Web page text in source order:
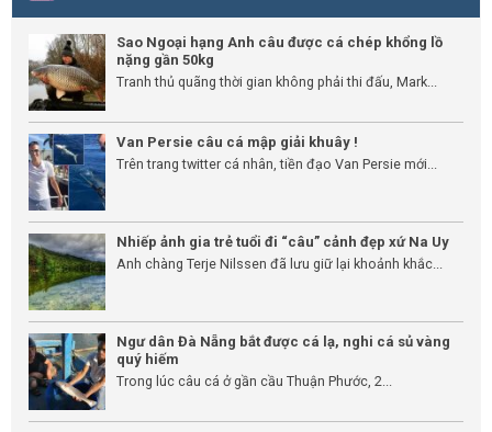
Sao Ngoại hạng Anh câu được cá chép khổng lồ
nặng gần 50kg
Tranh thủ quãng thời gian không phải thi đấu, Mark...
Van Persie câu cá mập giải khuây !
Trên trang twitter cá nhân, tiền đạo Van Persie mới...
Nhiếp ảnh gia trẻ tuổi đi “câu” cảnh đẹp xứ Na Uy
Anh chàng Terje Nilssen đã lưu giữ lại khoảnh khắc...
Ngư dân Đà Nẵng bắt được cá lạ, nghi cá sủ vàng
quý hiếm
Trong lúc câu cá ở gần cầu Thuận Phước, 2...